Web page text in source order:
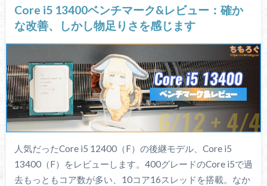
Core i5 13400ベンチマーク&レビュー：確か
な改善、しかし物足りさを感じます
人気だったCore i5 12400（F）の後継モデル、Core i5
13400（F）をレビューします。400グレードのCore i5で過
去もっともコア数が多い、10コア16スレッドを搭載。なか